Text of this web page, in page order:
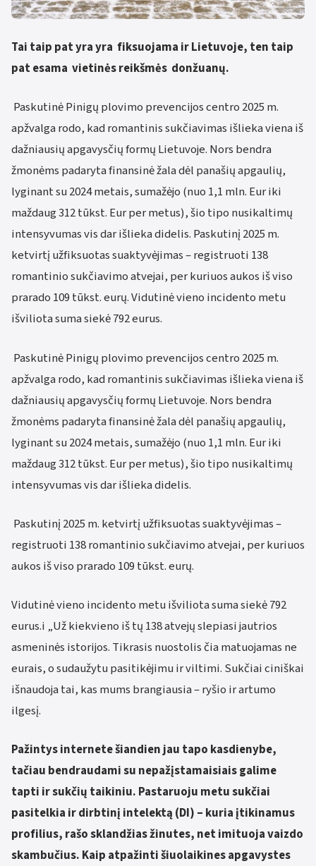
Tai taip pat yra yra fiksuojama ir Lietuvoje, ten taip
pat esama vietinės reikšmės donžuanų.
Paskutinė Pinigų plovimo prevencijos centro 2025 m.
apžvalga rodo, kad romantinis sukčiavimas išlieka viena iš
dažniausių apgavysčių formų Lietuvoje. Nors bendra
žmonėms padaryta finansinė žala dėl panašių apgaulių,
lyginant su 2024 metais, sumažėjo (nuo 1,1 mln. Eur iki
maždaug 312 tūkst. Eur per metus), šio tipo nusikaltimų
intensyvumas vis dar išlieka didelis. Paskutinį 2025 m.
ketvirtį užfiksuotas suaktyvėjimas – registruoti 138
romantinio sukčiavimo atvejai, per kuriuos aukos iš viso
prarado 109 tūkst. eurų. Vidutinė vieno incidento metu
išviliota suma siekė 792 eurus.
Paskutinė Pinigų plovimo prevencijos centro 2025 m.
apžvalga rodo, kad romantinis sukčiavimas išlieka viena iš
dažniausių apgavysčių formų Lietuvoje. Nors bendra
žmonėms padaryta finansinė žala dėl panašių apgaulių,
lyginant su 2024 metais, sumažėjo (nuo 1,1 mln. Eur iki
maždaug 312 tūkst. Eur per metus), šio tipo nusikaltimų
intensyvumas vis dar išlieka didelis.
Paskutinį 2025 m. ketvirtį užfiksuotas suaktyvėjimas –
registruoti 138 romantinio sukčiavimo atvejai, per kuriuos
aukos iš viso prarado 109 tūkst. eurų.
Vidutinė vieno incidento metu išviliota suma siekė 792
eurus.i „Už kiekvieno iš tų 138 atvejų slepiasi jautrios
asmeninės istorijos. Tikrasis nuostolis čia matuojamas ne
eurais, o sudaužytu pasitikėjimu ir viltimi. Sukčiai ciniškai
išnaudoja tai, kas mums brangiausia – ryšio ir artumo
ilgesį.
Pažintys internete šiandien jau tapo kasdienybe,
tačiau bendraudami su nepažįstamaisiais galime
tapti ir sukčių taikiniu. Pastaruoju metu sukčiai
pasitelkia ir dirbtinį intelektą (DI) – kuria įtikinamus
profilius, rašo sklandžias žinutes, net imituoja vaizdo
skambučius. Kaip atpažinti šiuolaikines apgavystes